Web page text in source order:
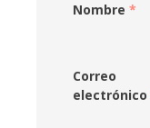
Nombre *
Correo
electrónico